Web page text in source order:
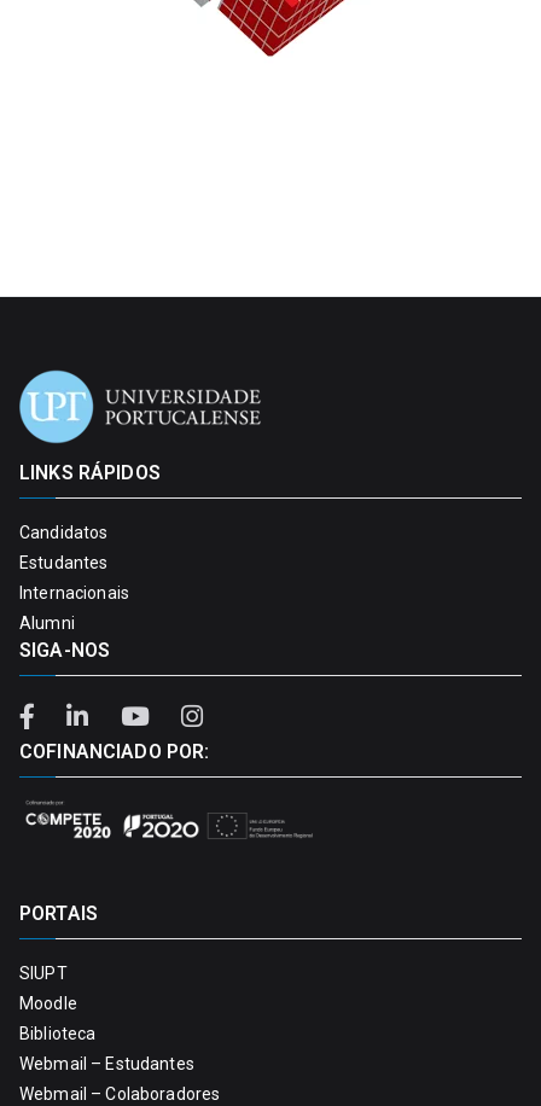
LINKS RÁPIDOS
Candidatos
Estudantes
Internacionais
Alumni
SIGA-NOS
COFINANCIADO POR:
PORTAIS
SIUPT
Moodle
Biblioteca
Webmail – Estudantes
Webmail – Colaboradores